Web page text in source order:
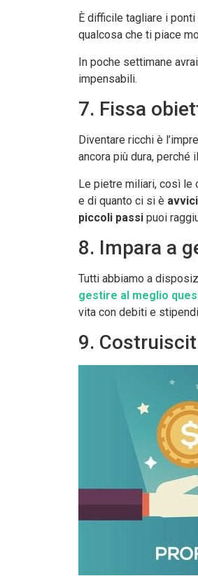
È difficile tagliare i
qualcosa che ti piace
In poche settimane
impensabili.
7. Fissa
Diventare ricchi è
ancora più dura,
Le pietre miliari, così le
e di quanto ci si è
piccoli passi puoi
8. Impara a
Tutti abbiamo a
gestire al meglio
vita con debiti e
9.